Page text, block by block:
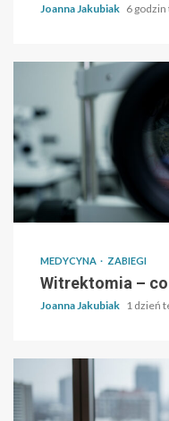
Joanna Jakubiak 6
MEDYCYNA ZABIEGI
Witrektomia –
Joanna Jakubiak 1 dzień